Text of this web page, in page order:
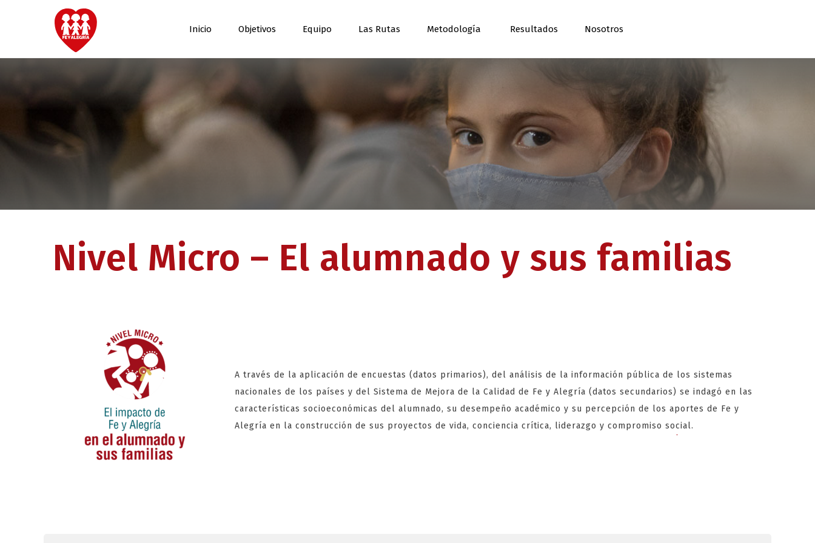
Inicio Objetivos Equipo Las Rutas Metodología Resultados Nosotros
Nivel Micro – El alumnado y sus familias
A través de la aplicación de encuestas (datos primarios), del análisis de la información pública de los sistemas
nacionales de los países y del Sistema de Mejora de la Calidad de Fe y Alegría (datos secundarios) se indagó en las
características socioeconómicas del alumnado, su desempeño académico y su percepción de los aportes de Fe y
Alegría en la construcción de sus proyectos de vida, conciencia crítica, liderazgo y compromiso social.